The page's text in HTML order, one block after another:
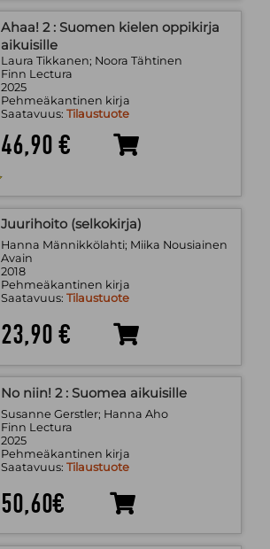
Ahaa! 2 : Suomen kielen oppikirja
aikuisille
Laura Tikkanen; Noora Tähtinen
Finn Lectura
2025
Pehmeäkantinen kirja
Saatavuus: Tilaustuote
46,90 €
Juurihoito (selkokirja)
Hanna Männikkölahti; Miika Nousiainen
Avain
2018
Pehmeäkantinen kirja
Saatavuus: Tilaustuote
23,90 €
No niin! 2 : Suomea aikuisille
Susanne Gerstler; Hanna Aho
Finn Lectura
2025
Pehmeäkantinen kirja
Saatavuus: Tilaustuote
50,60€